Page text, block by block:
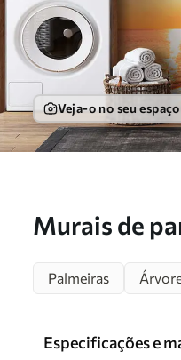
Veja-o no seu espaço
Murais de
Palmeiras
Especificações e